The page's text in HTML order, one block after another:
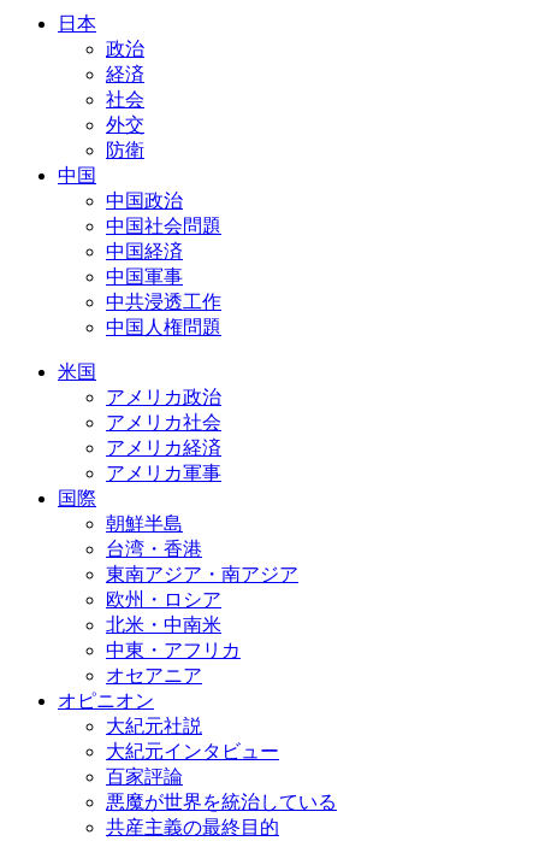
日本
政治
経済
社会
外交
防衛
中国
中国政治
中国社会問題
中国経済
中国軍事
中共浸透工作
中国人権問題
米国
アメリカ政治
アメリカ社会
アメリカ経済
アメリカ軍事
国際
朝鮮半島
台湾・香港
東南アジア・南アジア
欧州・ロシア
北米・中南米
中東・アフリカ
オセアニア
オピニオン
大紀元社説
大紀元インタビュー
百家評論
悪魔が世界を統治している
共産主義の最終目的